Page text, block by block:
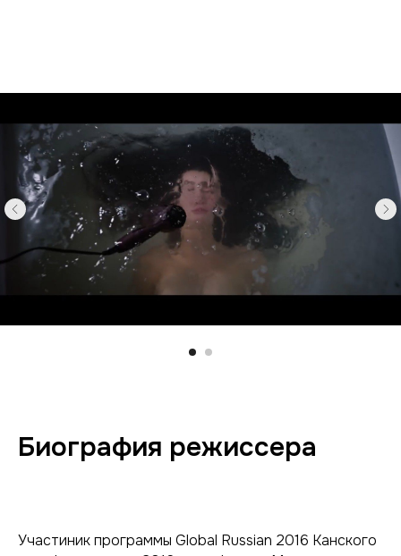
Биография режиссера
Участиник программы Global Russian 2016 Канского